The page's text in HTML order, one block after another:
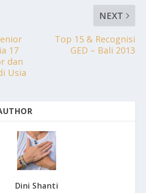
17
dan
Usia
NEXT
Top 15 & Recognisi
GED – Bali 2013
Dini Shanti